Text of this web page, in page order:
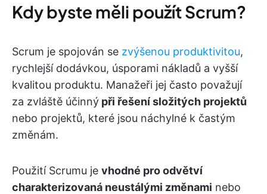
Kdy byste měli použít Scrum?
Scrum je spojován se zvýšenou produktivitou,
rychlejší dodávkou, úsporami nákladů a vyšší
kvalitou produktu. Manažeři jej často považují
za zvláště účinný při řešení složitých projektů
nebo projektů, které jsou náchylné k častým
změnám.
Použití Scrumu je vhodné pro odvětví
charakterizovaná neustálými změnami nebo